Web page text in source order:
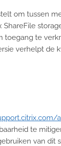
om tussen
te
verhelpt de
te
van dit